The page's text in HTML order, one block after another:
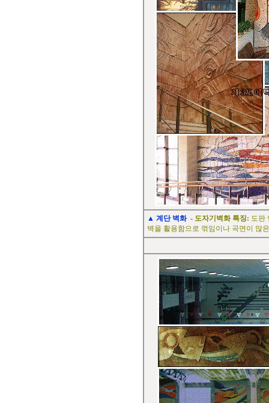
▲ 계단 벽화 - 도자기벽화 특징: 도판
벽을 활용함으로 꺾임이나 곡면이 많